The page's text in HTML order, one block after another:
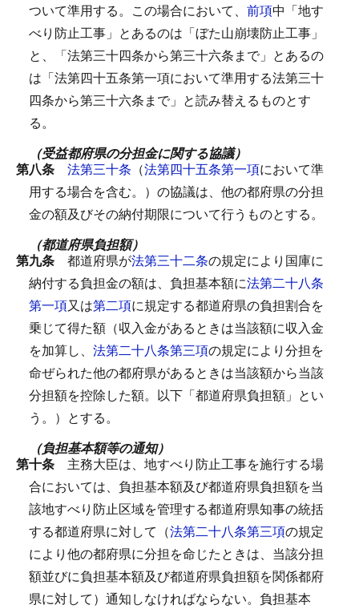
ついて準用する。 この場合において、 前項中「地す
べり防止工事」とあるのは「ぼた山崩壊防止工事」
と、「法第三十四条から第三十六条まで」とあるの
は「法第四十五条第一項において準用する法第三十
四条から第三十六条まで」と読み替えるものとす
る。
（受益都府県の分担金に関する協議）
第八条 法第三十条 （法第四十五条第一項において準
用する場合を含む。）の協議は、他の都府県の分担
金の額及びその納付期限について行うものとする。
（都道府県負担額）
第九条 都道府県が法第三十二条の規定により国庫に
納付する負担金の額は、負担基本額に法第二十八条
第一項又は第二項に規定する都道府県の負担割合を
乗じて得た額（収入金があるときは当該額に収入金
を加算し、 法第二十八条第三項の規定により分担を
命ぜられた他の都府県があるときは当該額から当該
分担額を控除した額。以下「都道府県負担額」とい
う。）とする。
（負担基本額等の通知）
第十条 主務大臣は、地すべり防止工事を施行する場
合においては、負担基本額及び都道府県負担額を当
該地すべり防止区域を管理する都道府県知事の統括
する都道府県に対して（法第二十八条第三項の規定
により他の都府県に分担を命じたときは、当該分担
額並びに負担基本額及び都道府県負担額を関係都府
県に対して）通知しなければならない。 負担基本